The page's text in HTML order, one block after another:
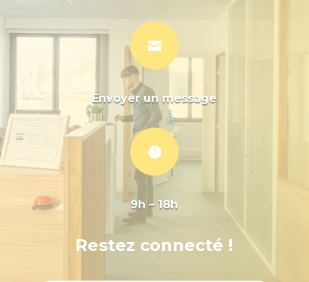

Envoyer un message

9h – 18h
Restez connecté !